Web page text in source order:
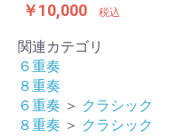
￥10,000 税込
関連カテゴリ
６重奏
８重奏
６重奏 ＞ クラシック
８重奏 ＞ クラシック